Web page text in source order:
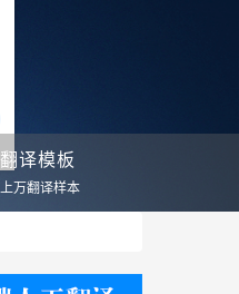
翻译模板
上万翻译样本